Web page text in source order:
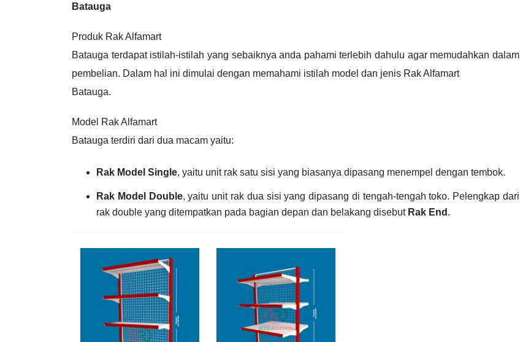
Batauga
Produk Rak Alfamart
Batauga terdapat istilah-istilah yang sebaiknya anda pahami terlebih dahulu agar memudahkan dalam
pembelian. Dalam hal ini dimulai dengan memahami istilah model dan jenis Rak Alfamart
Batauga.
Model Rak Alfamart
Batauga terdiri dari dua macam yaitu:
Rak Model Single, yaitu unit rak satu sisi yang biasanya dipasang menempel dengan tembok.
Rak Model Double, yaitu unit rak dua sisi yang dipasang di tengah-tengah toko. Pelengkap dari
rak double yang ditempatkan pada bagian depan dan belakang disebut Rak End .